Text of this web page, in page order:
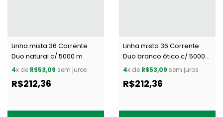
Linha mista 36 Corrente
Duo natural c/ 5000 m
4x de R$53,09 sem juros
R$212,36
Linha mista 36 Corrente
Duo branco ótico c/ 5000
m
4x de R$53,09 sem juros
R$212,36